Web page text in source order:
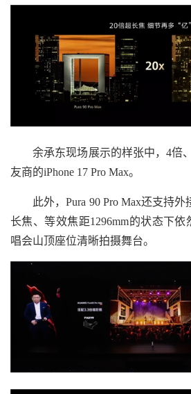
余承东现场展示的样张中，4倍、
友商的iPhone 17 Pro Max。
此外，Pura 90 Pro Max还支持外
长焦、等效焦距1296mm的状态下
唱会山顶座位清晰拍摄舞台。